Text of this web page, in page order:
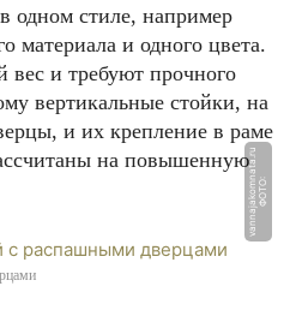
одном стиле, например
материала и одного цвета.
и требуют прочного
вертикальные стойки, на
и их крепление в раме
на повышенную
Ф
О
Т
О:
v
a
n
n
aj
a
k
o
m
n
a
t
a.
r
u